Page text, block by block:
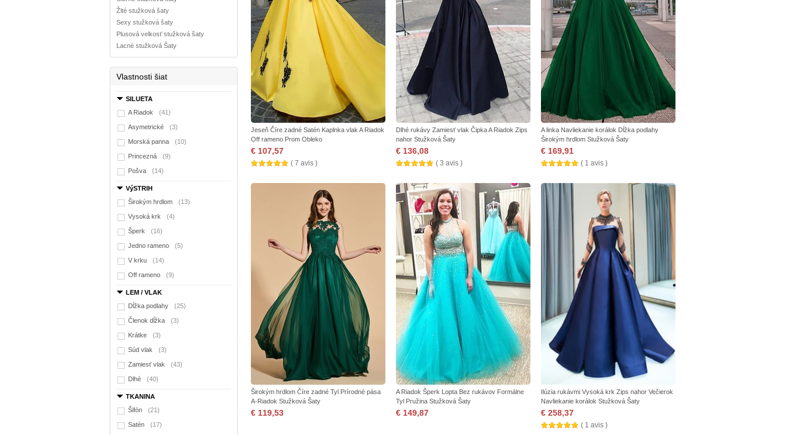
Žlté stužková šaty
Sexy stužková šaty
Plusová velkosť stužková šaty
Lacné stužková Šaty
Vlastnosti šiat
SILUETA
A Riadok
(41)
Asymetrické (3)
Morská panna (10)
Princezná (9)
Pošva (14)
VýSTRIH
Širokým hrdlom
(13)
Vysoká krk (4)
Šperk (16)
Jedno rameno (5)
V krku (14)
Off rameno (9)
LEM / VLAK
Dĺžka podlahy
(25)
Členok dĺžka (3)
Krátke (3)
Súd vlak (3)
Zamiesť vlak (43)
Dlhé (40)
TKANINA
Šifón
(21)
Satén (17)
Jeseň Číre zadné Satén Kaplnka vlak A Riadok
Off rameno Prom Obleko
€ 107,57
( 7 avis )
Dlhé rukávy Zamiesť vlak Čipka A Riadok Zips
nahor Stužková Šaty
€ 136,08
( 3 avis )
A linka Navliekanie korálok Dĺžka podlahy
Širokým hrdlom Stužková Šaty
€ 169,91
( 1 avis )
Širokým hrdlom Číre zadné Tyl Prírodné pása
A-Riadok Stužková Šaty
€ 119,53
A Riadok Šperk Lopta Bez rukávov Formálne
Tyl Pružina Stužková Šaty
€ 149,87
Ilúzia rukávmi Vysoká krk Zips nahor Večierok
Navliekanie korálok Stužková Šaty
€ 258,37
( 1 avis )